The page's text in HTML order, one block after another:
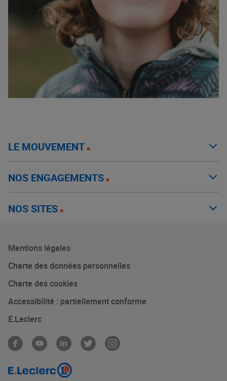
LE MOUVEMENT
NOS ENGAGEMENTS
NOS SITES
Mentions légales
Charte des données personnelles
Charte des cookies
Accessibilité : partiellement conforme
E.Leclerc